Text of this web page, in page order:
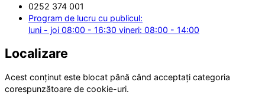
0252 374 001
Program de lucru cu publicul:
luni - joi 08:00 - 16:30 vineri: 08:00 - 14:00
Localizare
Acest conținut este blocat până când acceptați categoria
corespunzătoare de cookie-uri.